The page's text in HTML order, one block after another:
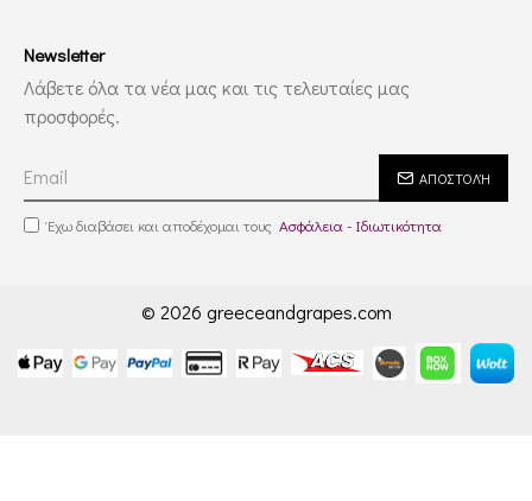
Newsletter
Λάβετε όλα τα νέα μας και τις τελευταίες μας
προσφορές.
ΑΠΟΣΤΟΛΉ
Έχω διαβάσει και αποδέχομαι τους Ασφάλεια - Ιδιωτικότητα
© 2026 greeceandgrapes.com